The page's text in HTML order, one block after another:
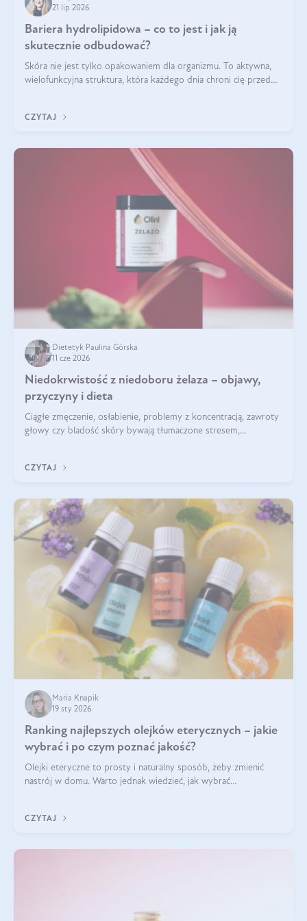
21 lip 2026
Bariera hydrolipidowa – co to jest i jak ją
skutecznie odbudować?
Skóra nie jest tylko opakowaniem dla organizmu. To aktywna,
wielofunkcyjna struktura, która każdego dnia chroni cię przed
bariera hydrolipidowa.
CZYTAJ
Dietetyk Paulina Górska
11 cze 2026
Niedokrwistość z niedoboru żelaza – objawy,
przyczyny i dieta
Ciągłe zmęczenie, osłabienie, problemy z koncentracją, zawroty
głowy czy bladość skóry bywają tłumaczone stresem,
CZYTAJ
Maria Knapik
19 sty 2026
Ranking najlepszych olejków eterycznych – jakie
wybrać i po czym poznać jakość?
Olejki eteryczne to prosty i naturalny sposób, żeby zmienić
nastrój w domu. Warto jednak wiedzieć, jak wybrać
kryteria wyboru!
CZYTAJ